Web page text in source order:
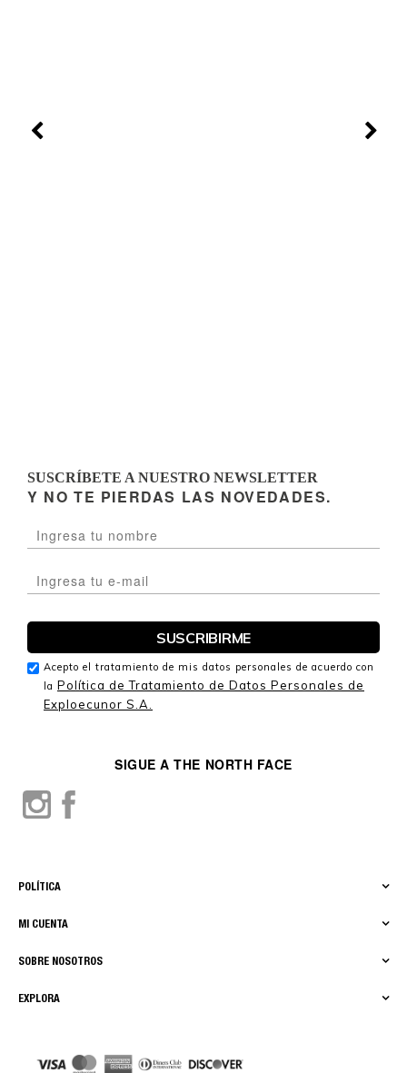
EXPLORA
SOBRE NOSOTROS
MI CUENTA
POLÍTICA
SIGUE A THE NORTH FACE
SUSCRÍBETE A NUESTRO NEWSLETTER
Y NO TE PIERDAS LAS NOVEDADES.
Acepto el tratamiento de mis datos personales de acuerdo con
la Política de Tratamiento de Datos Personales de
Exploecunor S.A.